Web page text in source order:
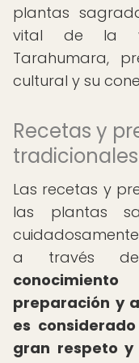
plantas
vital de la
Tarahumara,
cultural y su
Recetas y
tradicionales
Las recetas y
las plantas
a través de
preparación y
es
gran respeto y